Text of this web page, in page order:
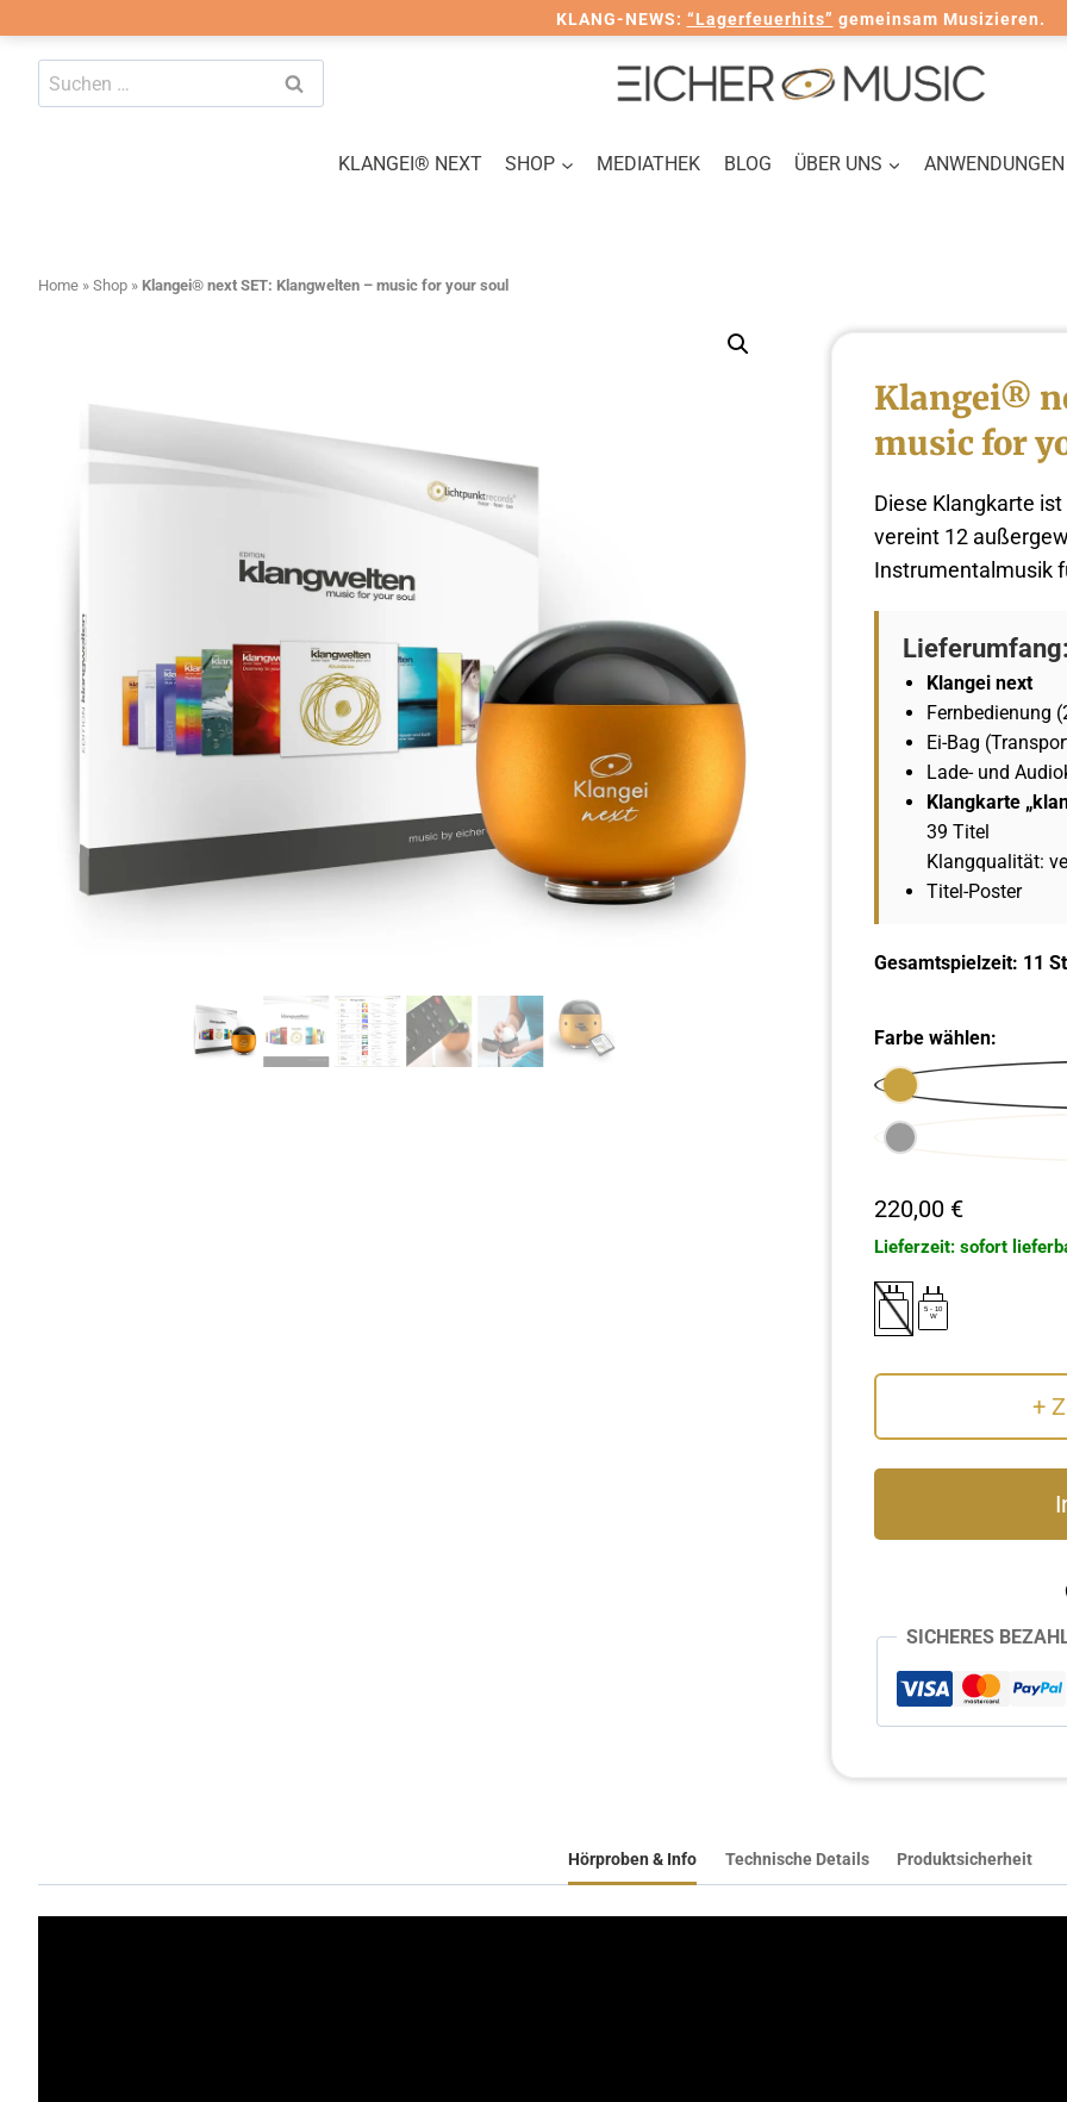
springen
Suchen
nach:
KLANGEI® NEXT SHOP MEDIATHEK BLOG ÜBER UNS ANWENDUNGEN
Home » Shop » Klangei® next SET: Klangwelten – music for your soul
Klangei®
music for
Diese Klangkarte
vereint 12
Instrumentalmusik
Klangei next
Fernbedienung
Ei-Bag
Lade- und
Klangkarte
39 Titel
Klangqualität:
Titel-Poster
Gesamtspielzeit: 11
Farbe wählen:
220,00 €
Lieferzeit: sofort
5 -10
W
+
SET:
music
your
soul
SICHERES
Hörproben & Info Technische Details Produktsicherheit
KLANG-NEWS: “Lagerfeuerhits” gemeinsam Musizieren.